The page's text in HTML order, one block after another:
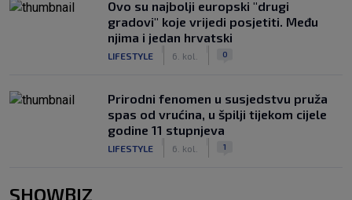
Ovo su najbolji europski "drugi
gradovi" koje vrijedi posjetiti. Među
njima i jedan hrvatski
LIFESTYLE 6. kol. 0
Prirodni fenomen u susjedstvu pruža
spas od vrućina, u špilji tijekom cijele
godine 11 stupnjeva
LIFESTYLE 6. kol. 1
SHOWBIZ